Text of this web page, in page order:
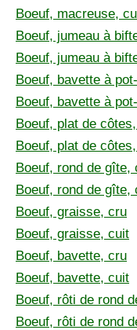
Boeuf, macreuse,
Boeuf, jumeau à
Boeuf, jumeau à
Boeuf, bavette à
Boeuf, bavette à
Boeuf, plat de
Boeuf, plat de
Boeuf, rond de gîte,
Boeuf, rond de gîte,
Boeuf, graisse, cru
Boeuf, graisse, cuit
Boeuf, bavette, cru
Boeuf, bavette, cuit
Boeuf, rôti de rond
Boeuf, rôti de rond